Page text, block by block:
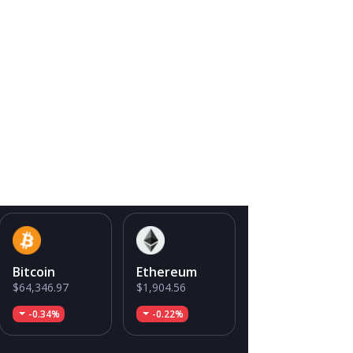
Bitcoin
$64,346.97
-0.34%
Ethereum
$1,904.56
-0.22%